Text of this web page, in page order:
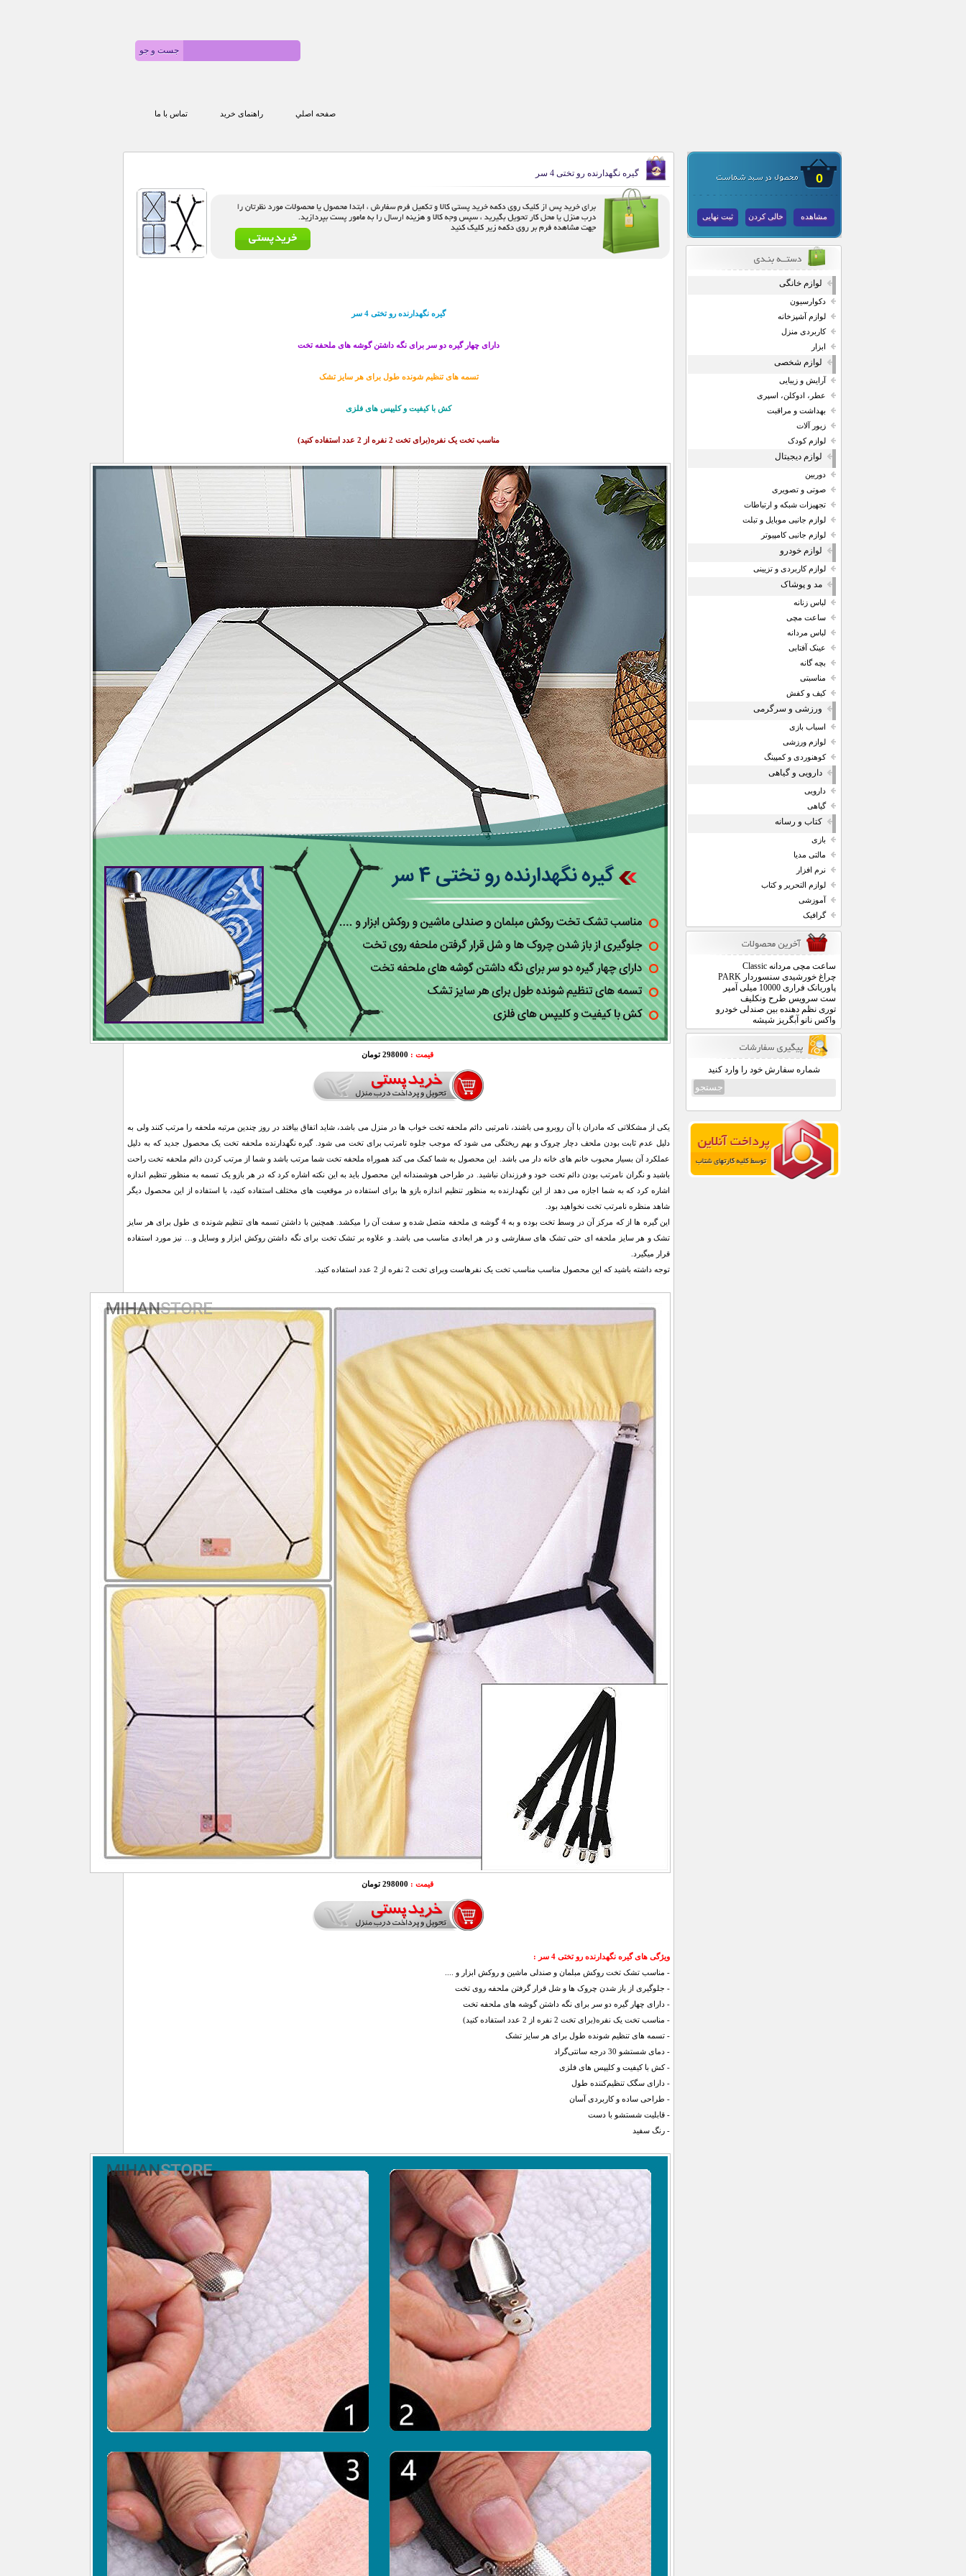
صفحه اصلي راهنمای خرید تماس با ما
0
مشاهده خالی کردن ثبت نهایی
لوازم خانگی
دکوارسیون
لوازم آشپزخانه
کاربردی منزل
ابزار
لوازم شخصی
آرایش و زیبایی
عطر، ادوکلن، اسپری
بهداشت و مراقبت
زیور آلات
لوازم کودک
لوازم دیجیتال
دوربین
صوتی و تصویری
تجهیزات شبکه و ارتباطات
لوازم جانبی موبایل و تبلت
لوازم جانبی کامپیوتر
لوازم خودرو
لوازم کاربردی و تزیینی
مد و پوشاک
لباس زنانه
ساعت مچی
لباس مردانه
عینک آفتابی
بچه گانه
مناسبتی
کیف و کفش
ورزشی و سرگرمی
اسباب بازی
لوازم ورزشی
کوهنوردی و کمپینگ
دارویی و گیاهی
دارویی
گیاهی
کتاب و رسانه
بازی
مالتی مدیا
نرم افزار
لوازم التحریر و کتاب
آموزشی
گرافیک
ساعت مچی مردانه Classic
چراغ خورشیدی سنسوردار PARK
پاوربانک فراری 10000 میلی آمپر
ست سرویس طرح ونکلیف
توری نظم دهنده بین صندلی خودرو
واکس نانو آبگریز شیشه
شماره سفارش خود را وارد کنید
گیره نگهدارنده رو تختی 4 سر
گیره نگهدارنده رو تختی 4 سر
دارای چهار گیره دو سر برای نگه داشتن گوشه های ملحفه تخت
تسمه های تنظیم شونده طول برای هر سایز تشک
کش با کیفیت و کلیپس های فلزی
مناسب تخت یک نفره(برای تخت 2 نفره از 2 عدد استفاده کنید)
قیمت : 298000 تومان
یکی از مشکلاتی که مادران با آن روبرو می باشند، نامرتبی دائم ملحفه تخت خواب ها در منزل می باشد، شاید اتفاق بیافتد در روز چندین مرتبه ملحفه را مرتب کنند ولی به
دلیل عدم ثابت بودن ملحف دچار چروک و بهم ریختگی می شود که موجب جلوه تامرتب برای تخت می شود. گیره نگهدارنده ملحفه تخت یک محصول جدید که به دلیل
عملکرد آن بسیار محبوب خانم های خانه دار می باشد. این محصول به شما کمک می کند هموراه ملحفه تخت شما مرتب باشد و شما از مرتب کردن دائم ملحفه تخت راحت
باشید و نگران نامرتب بودن دائم تخت خود و فرزندان نباشید. در طراحی هوشمندانه این محصول باید به این نکته اشاره کرد که در هر بازو یک تسمه به منظور تنظیم اندازه
اشاره کرد که به شما اجازه می دهد از این نگهدارنده به منظور تنظیم اندازه بازو ها برای استفاده در موقعیت های مختلف استفاده کنید، با استفاده از این محصول دیگر
شاهد منظره نامرتب تخت نخواهید بود.
این گیره ها از که مرکز آن در وسط تخت بوده و به 4 گوشه ی ملحفه متصل شده و سفت آن را میکشد. همچنین با داشتن تسمه های تنظیم شونده ی طول برای هر سایز
تشک و هر سایز ملحفه ای حتی تشک های سفارشی و در هر ابعادی مناسب می باشد. و علاوه بر تشک تخت برای نگه داشتن روکش ابزار و وسایل و… نیز مورد استفاده
قرار میگیرد.
توجه داشته باشید که این محصول مناسب مناسب تخت یک نفرهاست وبرای تخت 2 نفره از 2 عدد استفاده کنید.
قیمت : 298000 تومان
ویژگی های گیره نگهدارنده رو تختی 4 سر
:
- مناسب تشک تخت روکش مبلمان و صندلی ماشین و روکش ابزار و ....
- جلوگیری از باز شدن چروک ها و شل قرار گرفتن ملحفه روی تخت
- دارای چهار گیره دو سر برای نگه داشتن گوشه های ملحفه تخت
- مناسب تخت یک نفره(برای تخت 2 نفره از 2 عدد استفاده کنید)
- تسمه های تنظیم شونده طول برای هر سایز تشک
- دمای شستشو 30 درجه سانتی‌گراد
- کش با کیفیت و کلیپس های فلزی
- دارای سگک تنظیم‌کننده طول
- طراحی ساده و کاربردی آسان
- قابلیت شستشو با دست
- رنگ سفید